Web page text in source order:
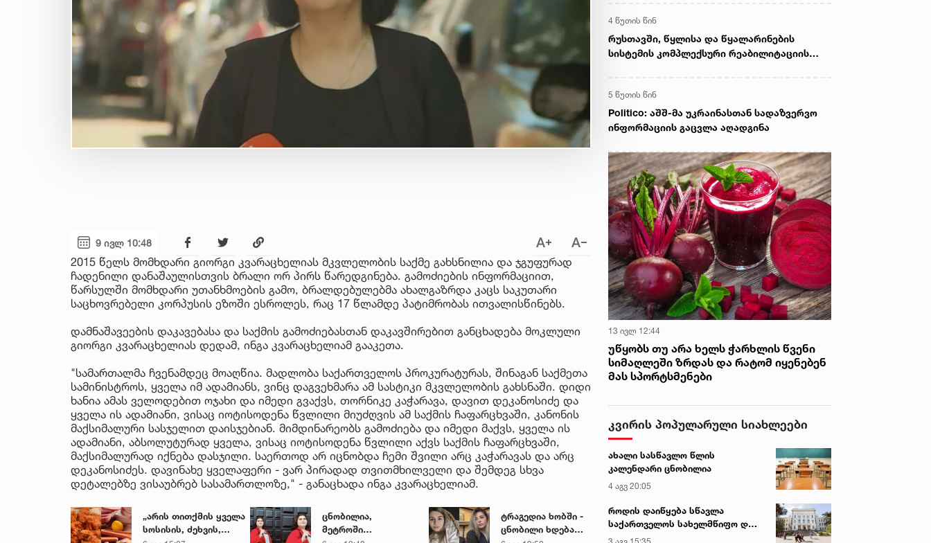
9 ივლ 10:48
2015 წელს მომხდარი გიორგი კვარაცხელიას მკვლელობის საქმე გახსნილია და ჯგუფურად
ჩადენილი დანაშაულისთვის ბრალი ორ პირს წარედგინება. გამოძიების ინფორმაციით,
წარსულში მომხდარი უთანხმოების გამო, ბრალდებულებმა ახალგაზრდა კაცს საკუთარი
საცხოვრებელი კორპუსის ეზოში ესროლეს, რაც 17 წლამდე პატიმრობას ითვალისწინებს.
დამნაშავეების დაკავებასა და საქმის გამოძიებასთან დაკავშირებით განცხადება მოკლული
გიორგი კვარაცხელიას დედამ, ინგა კვარაცხელიამ გააკეთა.
"სამართალმა ჩვენამდეც მოაღწია. მადლობა საქართველოს პროკურატურას, შინაგან საქმეთა
სამინისტროს, ყველა იმ ადამიანს, ვინც დაგვეხმარა ამ სასტიკი მკვლელობის გახსნაში. დიდი
ხანია ამას ველოდებით ოჯახი და იმედი გვაქვს, თორნიკე კაჭარავა, დავით დეკანოსიძე და
ყველა ის ადამიანი, ვისაც იოტისოდენა წვლილი მიუძღვის ამ საქმის ჩაფარცხვაში, კანონის
მაქსიმალური სასჯელით დაისჯებიან. მიმდინარეობს გამოძიება და იმედი მაქვს, ყველა ის
ადამიანი, აბსოლუტურად ყველა, ვისაც იოტისოდენა წვლილი აქვს საქმის ჩაფარცხვაში,
მაქსიმალურად იქნება დასჯილი. საერთოდ არ იცნობდა ჩემი შვილი არც კაჭარავას და არც
დეკანოსიძეს. დავინახე ყველაფერი - ვარ პირადად თვითმხილველი და შემდეგ სხვა
დეტალებზე ვისაუბრებ სასამართლოზე," - განაცხადა ინგა კვარაცხელიამ.
„არის თითქმის ყველა
სოსისის, ძეხვის,
ცნობილია,
მეტროში
ტრაგედია ხობში -
ცნობილი ხდება
4 წუთის წინ
რუსთავში, წყლისა და წყალარინების
სისტემის კომპლექსური რეაბილიტაციის
5 წუთის წინ
Politico: აშშ-მა უკრაინასთან სადაზვერვო
ინფორმაციის გაცვლა აღადგინა
13 ივლ 12:44
უწყობს თუ არა ხელს ჭარხლის წვენი
სიმაღლეში ზრდას და რატომ იყენებენ
მას სპორტსმენები
კვირის პოპულარული სიახლეები
ახალი სასწავლო წლის
კალენდარი ცნობილია
4 აგვ 20:05
როდის დაიწყება სწავლა
საქართველოს სახელმწიფო და
კერძო უნივერსიტეტებში